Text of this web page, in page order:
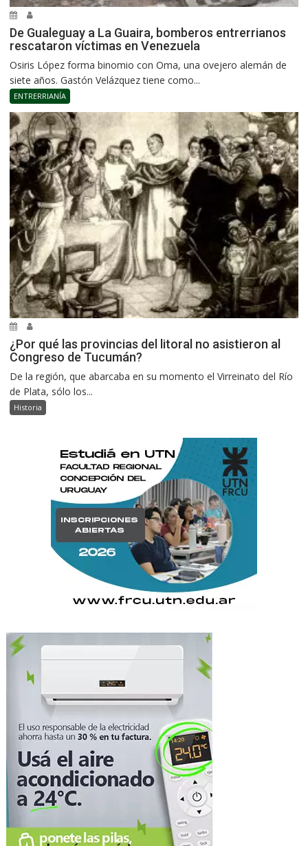
De Gualeguay a La Guaira, bomberos entrerrianos
rescataron víctimas en Venezuela
Osiris López forma binomio con Oma, una ovejero alemán de
siete años. Gastón Velázquez tiene como...
ENTRERRIANÍA
¿Por qué las provincias del litoral no asistieron al
Congreso de Tucumán?
De la región, que abarcaba en su momento el Virreinato del Río
de Plata, sólo los...
Historia